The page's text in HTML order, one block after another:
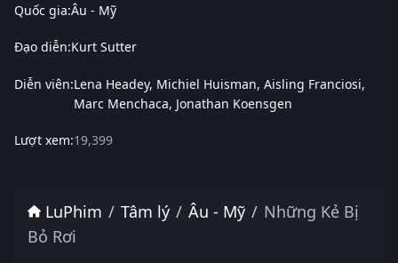
Quốc gia:Âu - Mỹ
Đạo diễn:Kurt Sutter
Diễn viên:Lena Headey Michiel Huisman Aisling Franciosi
Marc Menchaca Jonathan Koensgen
Lượt xem:19,399
LuPhim Tâm lý Âu - Mỹ
Những Kẻ Bị
Bỏ Rơi